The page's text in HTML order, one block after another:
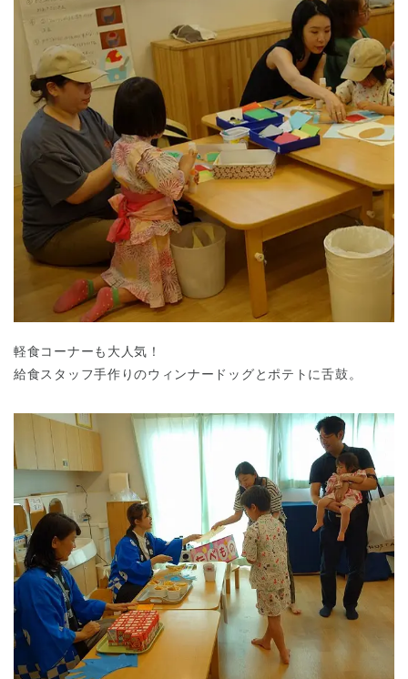
神奈川県 神奈川県 全域
千葉県 千葉県 全域
埼玉県 埼玉県 全域
兵庫県 兵庫県 全域
軽食コーナーも大人気！
給食スタッフ手作りのウィンナードッグとポテトに舌鼓。